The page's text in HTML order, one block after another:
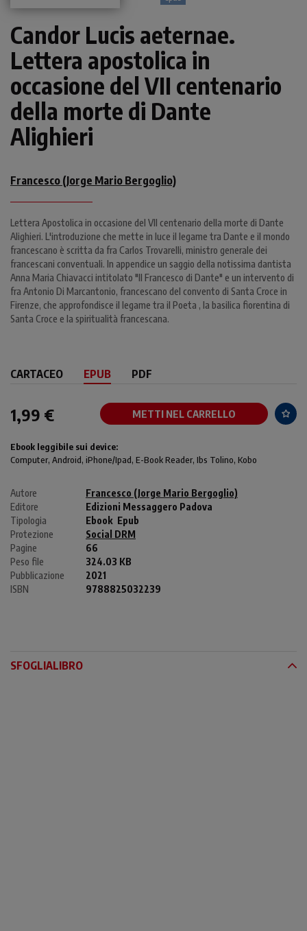
Candor Lucis aeternae.
Lettera apostolica in
occasione del VII centenario
della morte di Dante
Alighieri
Francesco (Jorge Mario Bergoglio)
Lettera Apostolica in occasione del VII centenario della morte di Dante
Alighieri. L'introduzione che mette in luce il legame tra Dante e il mondo
francescano è scritta da fra Carlos Trovarelli, ministro generale dei
francescani conventuali. In appendice un saggio della notissima dantista
Anna Maria Chiavacci intitolato "Il Francesco di Dante" e un intervento di
fra Antonio Di Marcantonio, francescano del convento di Santa Croce in
Firenze, che approfondisce il legame tra il Poeta , la basilica fiorentina di
Santa Croce e la spiritualità francescana.
CARTACEO EPUB PDF
1,99 € METTI NEL CARRELLO
Ebook leggibile sui device:
Computer, Android, iPhone/Ipad, E-Book Reader, Ibs Tolino, Kobo
Autore
Francesco (Jorge Mario Bergoglio)
Editore
Edizioni Messaggero Padova
Tipologia
Ebook Epub
Protezione
Social DRM
Pagine
66
Peso file
324.03 KB
Pubblicazione
2021
ISBN
9788825032239
SFOGLIALIBRO